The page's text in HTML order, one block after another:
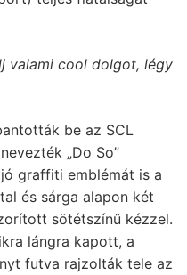
valami cool dolgot, légy
be az SCL
„Do So”
graffiti emblémát is a
és sárga alapon két
sötétszínű kézzel.
lángra kapott, a
futva rajzolták tele az